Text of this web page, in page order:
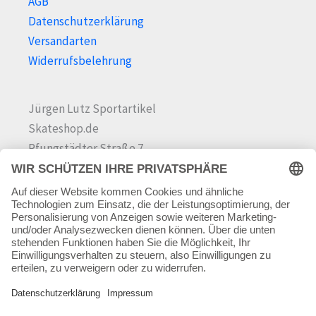
Datenschutzerklärung
Versandarten
Widerrufsbelehrung
Jürgen Lutz Sportartikel
Skateshop.de
Pfungstädter Straße 7
64342 Seeheim-Jugenheim
Tel.06257 868181
Mail:info@skateshop.de
Warenkorb
Mein Konto